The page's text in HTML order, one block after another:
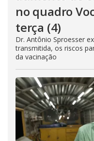
no quadro
terça (4)
Dr. Antônio Sproesser
transmitida, os riscos
da vacinação